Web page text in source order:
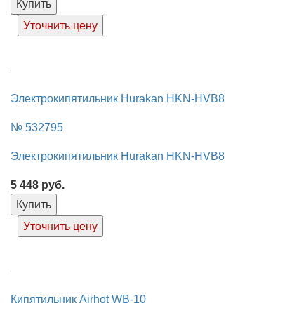
Купить
Уточнить цену
Электрокипятильник Hurakan HKN-HVB8
№ 532795
Электрокипятильник Hurakan HKN-HVB8
5 448 руб.
Купить
Уточнить цену
Кипятильник Airhot WB-10